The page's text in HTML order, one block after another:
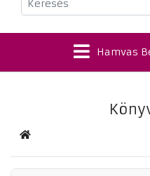
Hamvas
Kezdőlap